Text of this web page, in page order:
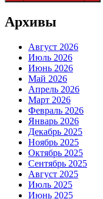
Архивы
Август 2026
Июль 2026
Июнь 2026
Май 2026
Апрель 2026
Март 2026
Февраль 2026
Январь 2026
Декабрь 2025
Ноябрь 2025
Октябрь 2025
Сентябрь 2025
Август 2025
Июль 2025
Июнь 2025